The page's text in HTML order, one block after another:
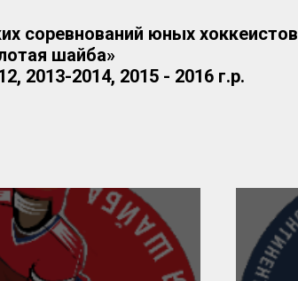
соревнований юных хоккеистов
шайба»
2013-2014, 2015 - 2016 г.р.